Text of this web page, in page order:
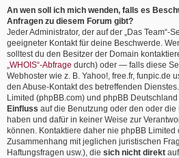
An wen soll ich mich wenden, falls es
Anfragen zu diesem Forum gibt?
Jeder Administrator, der auf der „Das Team“-
geeigneter Kontakt für deine Beschwerde.
solltest du den Besitzer der Domain
„WHOIS“-Abfrage durch) oder — falls diese
Webhoster wie z. B. Yahoo!, free.fr, funpic.de
den Abuse-Kontakt des betreffenden
Limited (phpBB.com) und phpBB
Einfluss auf die Benutzung oder den oder
haben und dafür in keiner Weise zur
können. Kontaktiere daher nie phpBB
Zusammenhang mit jeglichen juristischen
Haftungsfragen usw.), die sich nicht direkt